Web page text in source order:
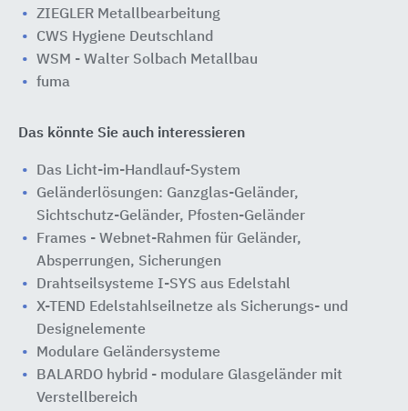
ZIEGLER Metallbearbeitung
CWS Hygiene Deutschland
WSM - Walter Solbach Metallbau
fuma
Das könnte Sie auch interessieren
Das Licht-im-Handlauf-System
Geländerlösungen: Ganzglas-Geländer,
Sichtschutz-Geländer, Pfosten-Geländer
Frames - Webnet-Rahmen für Geländer,
Absperrungen, Sicherungen
Drahtseilsysteme I-SYS aus Edelstahl
X-TEND Edelstahlseilnetze als Sicherungs- und
Designelemente
Modulare Geländersysteme
BALARDO hybrid - modulare Glasgeländer mit
Verstellbereich